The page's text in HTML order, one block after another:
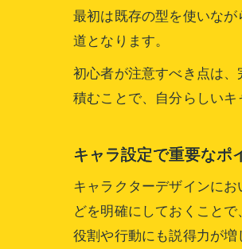
最初は既存の型を使いな
道となります。
初心者が注意すべき点は
積むことで、自分らしい
キャラ設定で重要なポ
キャラクターデザインに
どを明確にしておくこと
役割や行動にも説得力が増